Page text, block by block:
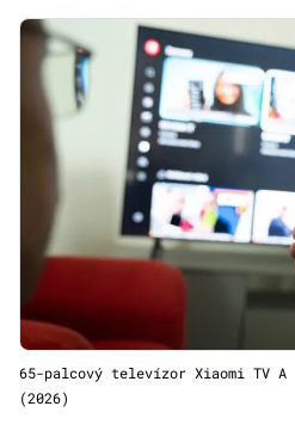
65-palcový televízor Xiaomi TV A
(2026)